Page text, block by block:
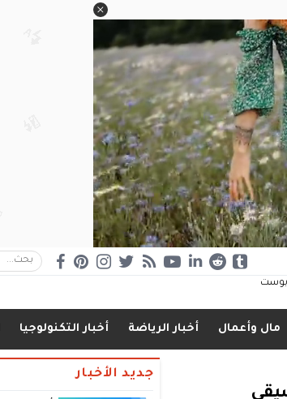
مال وأعمال أخبار الرياضة أخبار التكنولوجيا
جديد الأخبار